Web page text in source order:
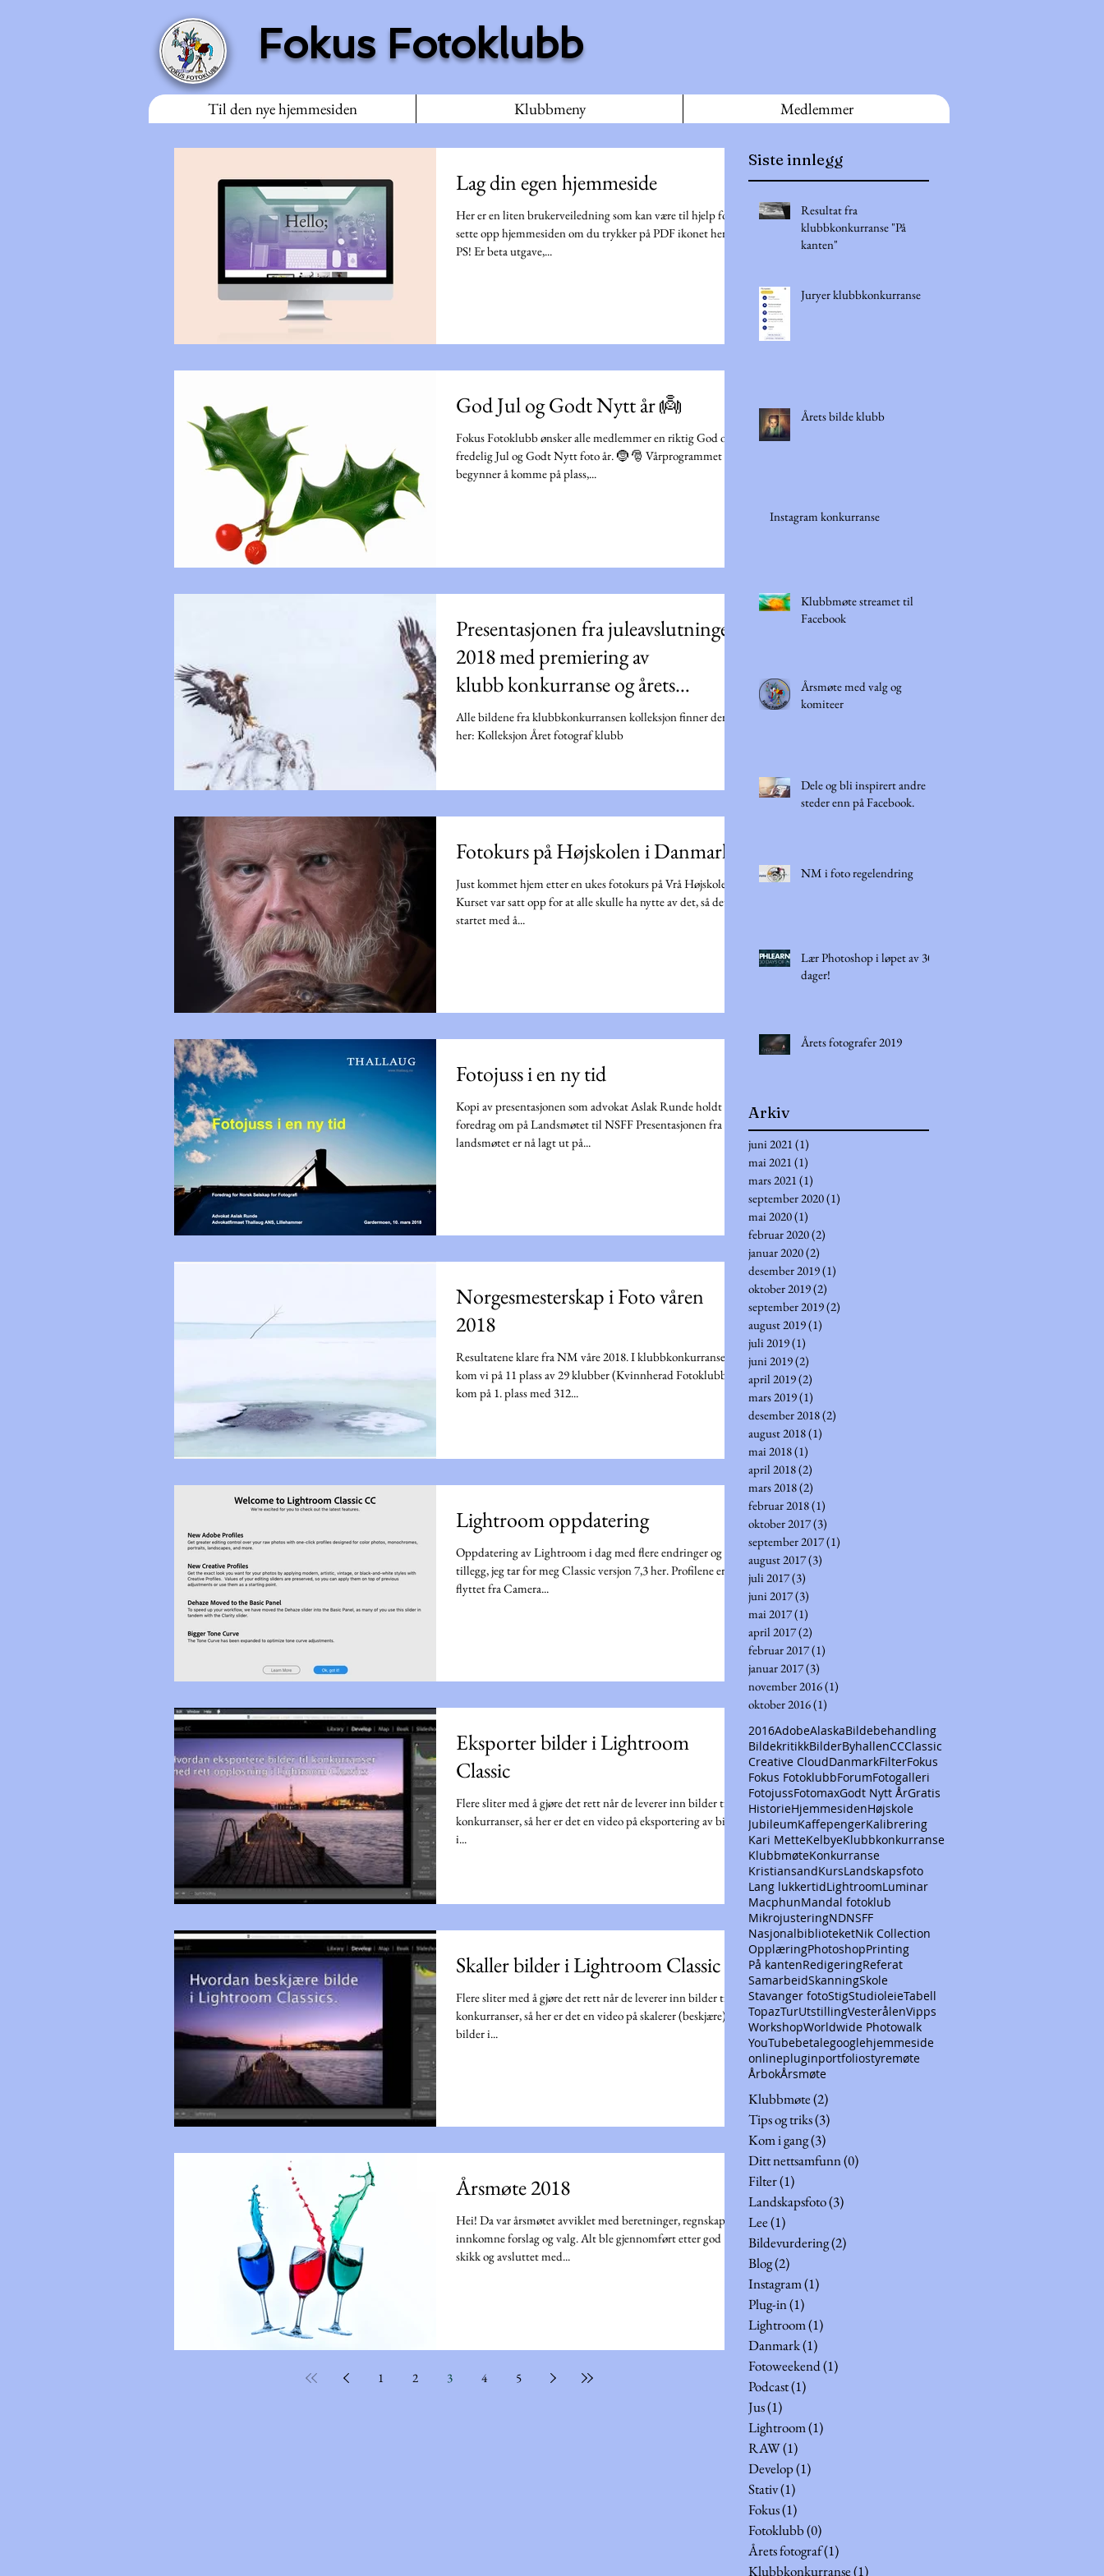
Fokus Fotoklubb
Til den nye hjemmesiden Klubbmeny Medlemmer
Lag din egen hjemmeside
Her er en liten brukerveiledning som kan være til hjelp for å
sette opp hjemmesiden om du trykker på PDF ikonet her:
PS! Er beta utgave,...
God Jul og Godt Nytt år 👼
Fokus Fotoklubb ønsker alle medlemmer en riktig God og
fredelig Jul og Godt Nytt foto år. 🤶 🎅 Vårprogrammet
begynner å komme på plass,...
Presentasjonen fra juleavslutningen
2018 med premiering av
klubb konkurranse og årets
fotografer.
Alle bildene fra klubbkonkurransen kolleksjon finner dere
her: Kolleksjon Året fotograf klubb
Fotokurs på Højskolen i Danmark
Just kommet hjem etter en ukes fotokurs på Vrå Højskole.
Kurset var satt opp for at alle skulle ha nytte av det, så det
startet med å...
Fotojuss i en ny tid
Kopi av presentasjonen som advokat Aslak Runde holdt
foredrag om på Landsmøtet til NSFF Presentasjonen fra
landsmøtet er nå lagt ut på...
Norgesmesterskap i Foto våren
2018
Resultatene klare fra NM våre 2018. I klubbkonkurransen
kom vi på 11 plass av 29 klubber (Kvinnherad Fotoklubb
kom på 1. plass med 312...
Lightroom oppdatering
Oppdatering av Lightroom i dag med flere endringer og
tillegg, jeg tar for meg Classic versjon 7,3 her. Profilene er
flyttet fra Camera...
Eksporter bilder i Lightroom
Classic
Flere sliter med å gjøre det rett når de leverer inn bilder til
konkurranser, så her er det en video på eksportering av bilder
i...
Skaller bilder i Lightroom Classic
Flere sliter med å gjøre det rett når de leverer inn bilder til
konkurranser, så her er det en video på skalerer (beskjære)
bilder i...
Årsmøte 2018
Hei! Da var årsmøtet avviklet med beretninger, regnskap,
innkomne forslag og valg. Alt ble gjennomført etter god
skikk og avsluttet med...
1 2 3 4 5
Siste innlegg
Resultat fra
klubbkonkurranse "På
kanten"
Juryer klubbkonkurranse
Årets bilde klubb
Instagram konkurranse
Klubbmøte streamet til
Facebook
Årsmøte med valg og
komiteer
Dele og bli inspirert andre
steder enn på Facebook.
NM i foto regelendring
Lær Photoshop i løpet av 30
dager!
Årets fotografer 2019
Arkiv
juni 2021 (1)
mai 2021 (1)
mars 2021 (1)
september 2020(1)
mai 2020(1)
februar 2020(2)
januar 2020(2)
desember 2019(1)
oktober 2019(2)
september 2019(2)
august 2019(1)
juli 2019(1)
juni 2019(2)
april 2019(2)
mars 2019(1)
desember 2018(2)
august 2018(1)
mai 2018(1)
april 2018(2)
mars 2018(2)
februar 2018(1)
oktober 2017(3)
september 2017(1)
august 2017(3)
juli 2017(3)
juni 2017(3)
mai 2017(1)
april 2017(2)
februar 2017(1)
januar 2017(3)
november 2016(1)
oktober 2016(1)
2016AdobeAlaskaBildebehandling
BildekritikkBilderByhallenCCClassic
Creative CloudDanmarkFilterFokus
Fokus FotoklubbForumFotogalleri
FotojussFotomaxGodt Nytt ÅrGratis
HistorieHjemmesidenHøjskole
JubileumKaffepengerKalibrering
Kari MetteKelbyeKlubbkonkurranse
KlubbmøteKonkurranse
KristiansandKursLandskapsfoto
Lang lukkertidLightroomLuminar
MacphunMandal fotoklub
MikrojusteringNDNSFF
NasjonalbiblioteketNik Collection
OpplæringPhotoshopPrinting
På kantenRedigeringReferat
SamarbeidSkanningSkole
Stavanger fotoStigStudioleieTabell
TopazTurUtstillingVesterålenVipps
WorkshopWorldwide Photowalk
YouTubebetalegooglehjemmeside
onlinepluginportfoliostyremøte
ÅrbokÅrsmøte
Klubbmøte(2)
Tips og triks(3)
Kom i gang(3)
Ditt nettsamfunn(0)
Filter(1)
Landskapsfoto(3)
Lee(1)
Bildevurdering(2)
Blog(2)
Instagram(1)
Plug-in(1)
Lightroom(1)
Danmark(1)
Fotoweekend(1)
Podcast(1)
Jus(1)
Lightroom(1)
RAW(1)
Develop(1)
Stativ(1)
Fokus(1)
Fotoklubb(0)
Årets fotograf(1)
Klubbkonkurranse(1)